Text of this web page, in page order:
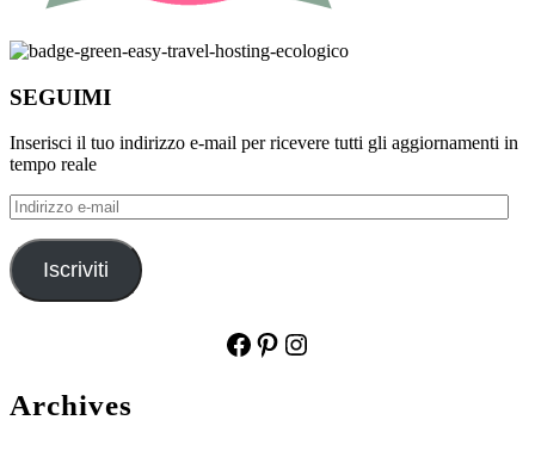
SEGUIMI
Inserisci il tuo indirizzo e-mail per ricevere tutti gli aggiornamenti in
tempo reale
Indirizzo
e-
mail
Iscriviti
Facebook
Pinterest
Instagram
Archives